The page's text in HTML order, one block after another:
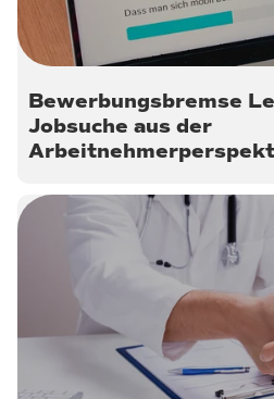
Bewerbungsbremse
Jobsuche aus der
9. Oktober 2022